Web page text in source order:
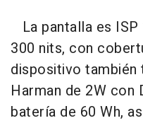
La pantalla es ISP
300 nits, con
dispositivo
Harman de 2W con
batería de 60 Wh,